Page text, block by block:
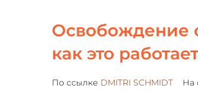
Освобождение
как это
По ссылке DMITRI SCHMIDT На